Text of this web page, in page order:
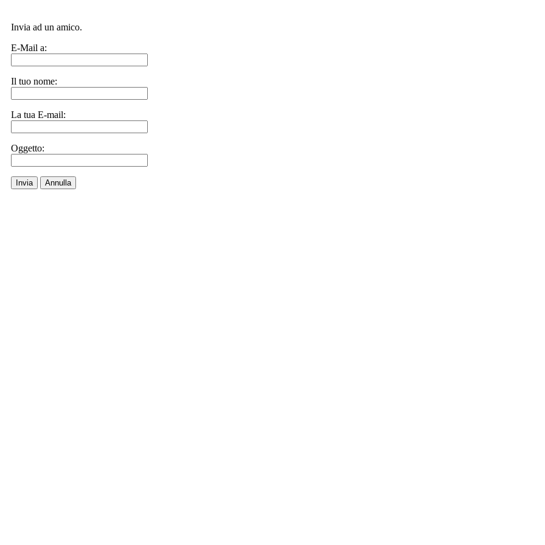
Invia ad un amico.
E-Mail a:
Il tuo nome:
La tua E-mail:
Oggetto:
Invia Annulla